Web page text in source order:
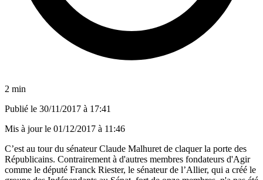
2 min
Publié le 30/11/2017 à 17:41
Mis à jour le 01/12/2017 à 11:46
C’est au tour du sénateur Claude Malhuret de claquer la porte des
Républicains. Contrairement à d'autres membres fondateurs d'Agir
comme le député Franck Riester, le sénateur de l’Allier, qui a créé le